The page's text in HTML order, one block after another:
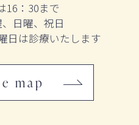
：30まで
日曜、祝日
日は診療いたします
map